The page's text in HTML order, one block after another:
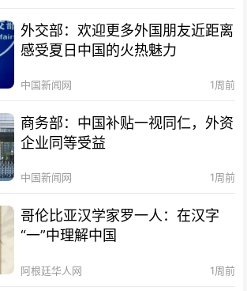
外交部：欢迎更多外国朋友近距离
感受夏日中国的火热魅力
中国新闻网 1周前
商务部：中国补贴一视同仁，外资
企业同等受益
中国新闻网 1周前
哥伦比亚汉学家罗一人：在汉字
“一”中理解中国
阿根廷华人网 1周前